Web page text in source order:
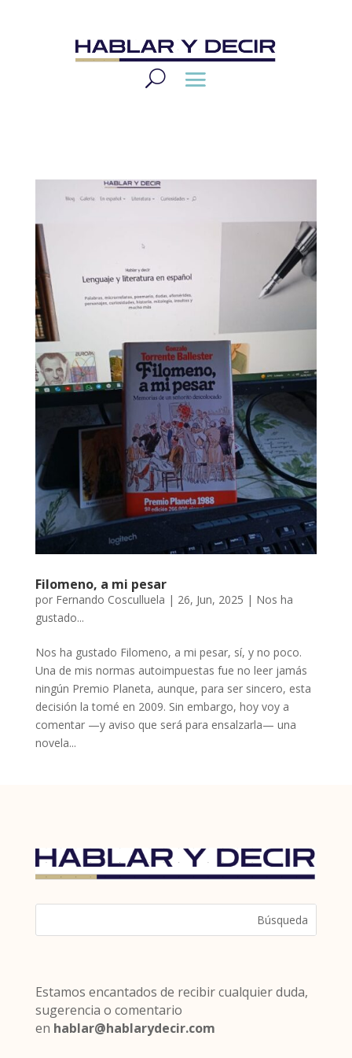
Filomeno, a mi pesar
por Fernando Cosculluela | 26, Jun, 2025 | Nos ha
gustado...
Nos ha gustado Filomeno, a mi pesar, sí, y no poco.
Una de mis normas autoimpuestas fue no leer jamás
ningún Premio Planeta, aunque, para ser sincero, esta
decisión la tomé en 2009. Sin embargo, hoy voy a
comentar —y aviso que será para ensalzarla— una
novela...
Estamos encantados de recibir cualquier duda,
sugerencia o comentario
en hablar@hablarydecir.com